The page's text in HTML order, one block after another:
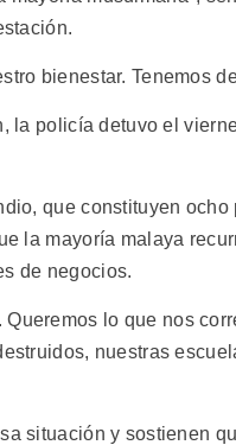
bienestar. Tenemos
la policía detuvo el
que constituyen
la mayoría malaya
de negocios.
lo que nos
nuestras
situación y sostienen